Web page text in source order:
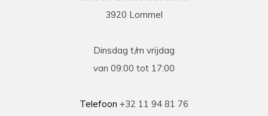
3920 Lommel
Dinsdag t/m vrijdag
van 09:00 tot 17:00
Telefoon +32 11 94 81 76